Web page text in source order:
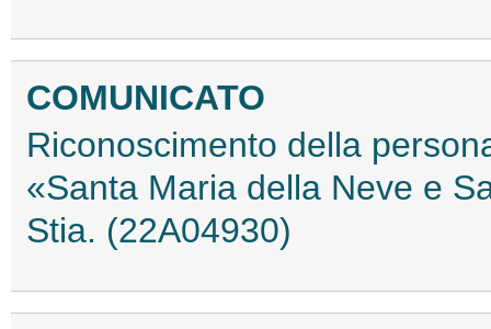
COMUNICATO
Riconoscimento della
«Santa Maria della Neve e
Stia. (22A04930)